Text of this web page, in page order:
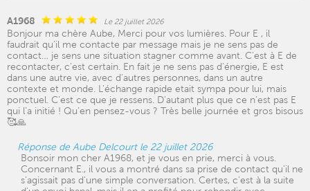
A1968 Le 22 juillet 2026
Bonjour ma chère Aube, Merci pour vos lumières. Pour E , il
faudrait qu’il me contacte par message mais je ne sens pas de
contact… je sens une situation stagner comme avant. C’est à E de
recontacter, c’est certain. En fait je ne sens pas d’énergie, E est
dans une autre vie, avec d’autres personnes, dans un autre
contexte et monde. L’échange rapide etait sympa pour lui, mais
ponctuel. C’est ce que je ressens. D’autant plus que ce n’est pas E
qui l’a initié ! Qu’en pensez-vous ? Très belle journée et gros bisous
🥰🙏
Réponse de Aube Delcourt le 22 juillet 2026
Bonsoir mon cher A1968, et je vous en prie, merci à vous.
Concernant E., il vous a montré dans sa prise de contact qu'il ne
s'agissait pas d'une simple conversation. Certes, c'est à la suite